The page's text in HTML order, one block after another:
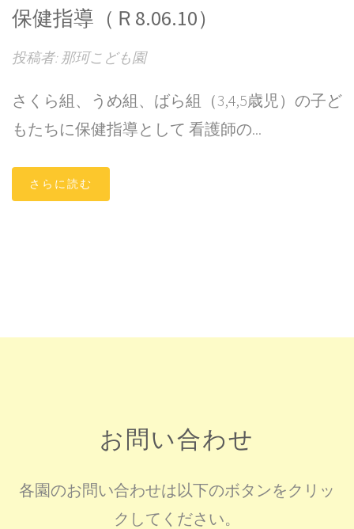
保健指導（Ｒ8.06.10）
投稿者: 那珂こども園
さくら組、うめ組、ばら組（3,4,5歳児）の子ど
もたちに保健指導として 看護師の...
さらに読む
お問い合わせ
各園のお問い合わせは以下のボタンをクリッ
クしてください。